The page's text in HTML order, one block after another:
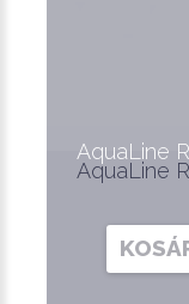
AquaLine
AquaLine